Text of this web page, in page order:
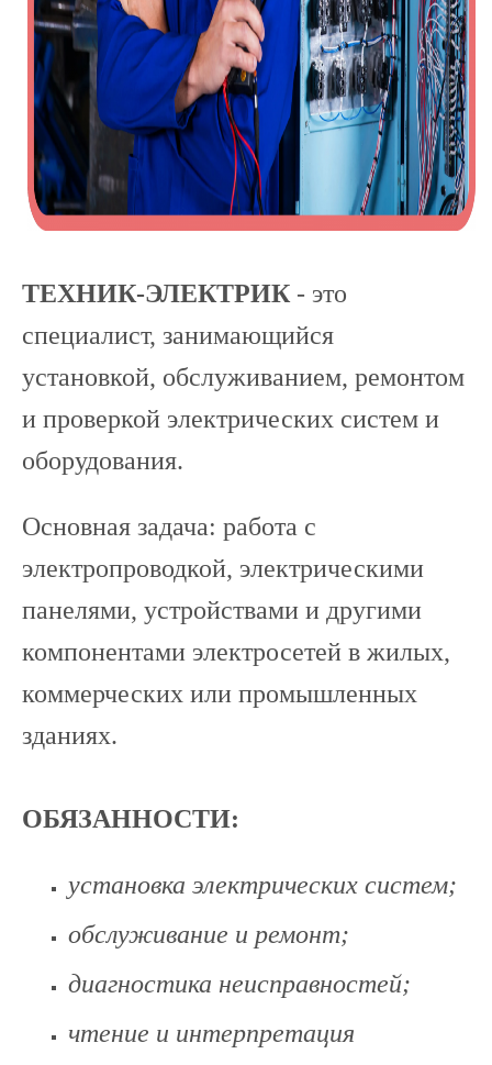
ТЕХНИК-ЭЛЕКТРИК - это
специалист, занимающийся
установкой, обслуживанием, ремонтом
и проверкой электрических систем и
оборудования.
Основная задача: работа с
электропроводкой, электрическими
панелями, устройствами и другими
компонентами электросетей в жилых,
коммерческих или промышленных
зданиях.
ОБЯЗАННОСТИ:
установка электрических систем;
обслуживание и ремонт;
диагностика неисправностей;
чтение и интерпретация